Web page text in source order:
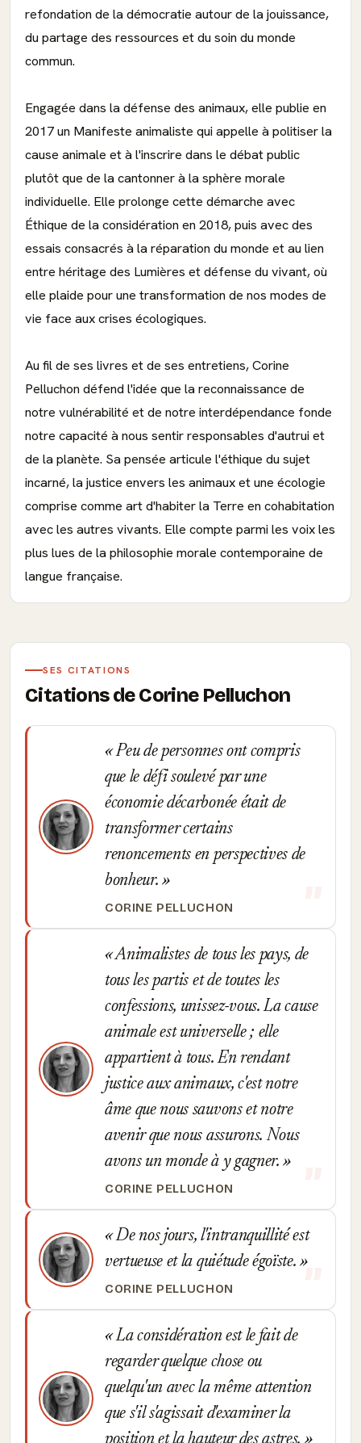
refondation de la démocratie autour de la jouissance,
du partage des ressources et du soin du monde
commun.
Engagée dans la défense des animaux, elle publie en
2017 un Manifeste animaliste qui appelle à politiser la
cause animale et à l'inscrire dans le débat public
plutôt que de la cantonner à la sphère morale
individuelle. Elle prolonge cette démarche avec
Éthique de la considération en 2018, puis avec des
essais consacrés à la réparation du monde et au lien
entre héritage des Lumières et défense du vivant, où
elle plaide pour une transformation de nos modes de
vie face aux crises écologiques.
Au fil de ses livres et de ses entretiens, Corine
Pelluchon défend l'idée que la reconnaissance de
notre vulnérabilité et de notre interdépendance fonde
notre capacité à nous sentir responsables d'autrui et
de la planète. Sa pensée articule l'éthique du sujet
incarné, la justice envers les animaux et une écologie
comprise comme art d'habiter la Terre en cohabitation
avec les autres vivants. Elle compte parmi les voix les
plus lues de la philosophie morale contemporaine de
langue française.
SES CITATIONS
Citations de Corine Pelluchon
Peu de personnes ont compris
que le défi soulevé par une
économie décarbonée était de
transformer certains
renoncements en perspectives de
bonheur.
CORINE PELLUCHON
Animalistes de tous les pays, de
tous les partis et de toutes les
confessions, unissez-vous. La cause
animale est universelle ; elle
appartient à tous. En rendant
justice aux animaux, c'est notre
âme que nous sauvons et notre
avenir que nous assurons. Nous
avons un monde à y gagner.
CORINE PELLUCHON
De nos jours, l'intranquillité est
vertueuse et la quiétude égoïste.
CORINE PELLUCHON
La considération est le fait de
regarder quelque chose ou
quelqu'un avec la même attention
que s'il s'agissait d'examiner la